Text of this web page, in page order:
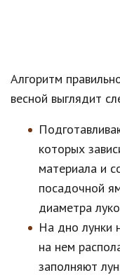
Алгоритм
весной выглядит
которых
материала и
посадочной
диаметра
На дно лунки
на нем
заполняют